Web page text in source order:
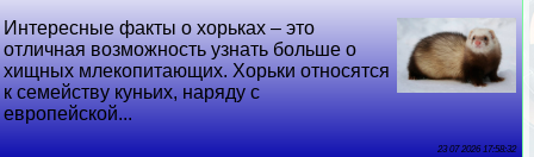
Интересные факты о хорьках – это
отличная возможность узнать больше о
хищных млекопитающих. Хорьки относятся
к семейству куньих, наряду с
европейской...
23 07 2026 17:58:32